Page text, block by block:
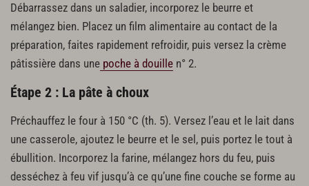
Débarrassez dans un saladier, incorporez le beurre et
mélangez bien. Placez un film alimentaire au contact de la
préparation, faites rapidement refroidir, puis versez la crème
pâtissière dans une poche à douille n° 2.
Étape 2 : La pâte à choux
Préchauffez le four à 150 °C (th. 5). Versez l’eau et le lait dans
une casserole, ajoutez le beurre et le sel, puis portez le tout à
ébullition. Incorporez la farine, mélangez hors du feu, puis
desséchez à feu vif jusqu’à ce qu’une fine couche se forme au